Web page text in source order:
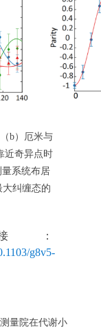
b）厄米与
近奇异点时
系统布居
纠缠态的
：
g8v5-
量院在代谢小